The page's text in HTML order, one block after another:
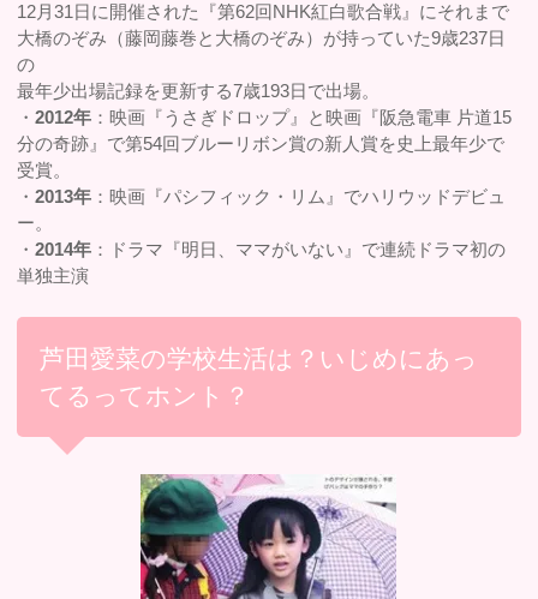
12月31日に開催された『第62回NHK紅白歌合戦』にそれまで
大橋のぞみ（藤岡藤巻と大橋のぞみ）が持っていた9歳237日
の
最年少出場記録を更新する7歳193日で出場。
・2012年 ：映画『うさぎドロップ』と映画『阪急電車 片道15
分の奇跡』で第54回ブルーリボン賞の新人賞を史上最年少で
受賞。
・2013年 ：映画『パシフィック・リム』でハリウッドデビュ
ー。
・2014年 ：ドラマ『明日、ママがいない』で連続ドラマ初の
単独主演
芦田愛菜の学校生活は？いじめにあっ
てるってホント？